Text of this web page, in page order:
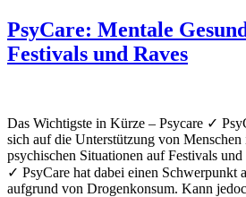
PsyCare: Mentale
Festivals und Raves
Das Wichtigste in Kürze – Psycare ✓
sich auf die Unterstützung von
psychischen Situationen auf Festivals
✓ PsyCare hat dabei einen Schwerpunkt
aufgrund von Drogenkonsum. Kann